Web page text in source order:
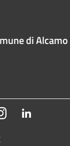
di Alcamo
Instagram